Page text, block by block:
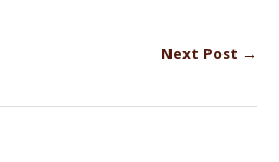
Next Post →